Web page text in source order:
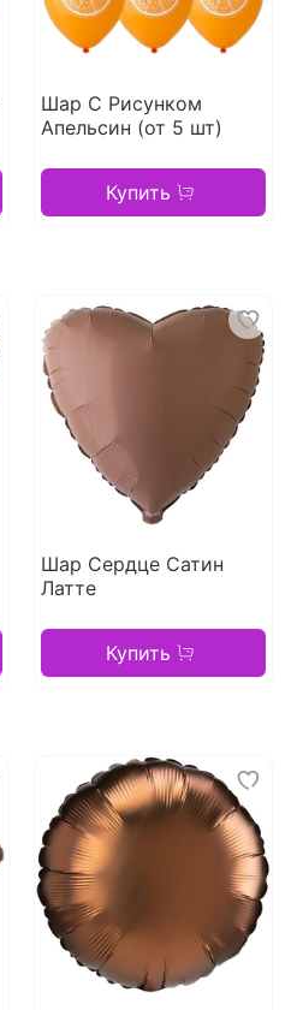
Шар С Рисунком
Апельсин (от 5 шт)
Купить
Шар Сердце Сатин
Латте
Купить